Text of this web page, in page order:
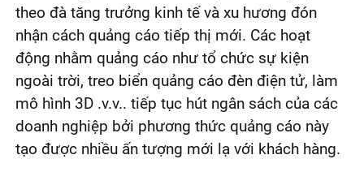
theo đà tăng trưởng kinh tế và xu hương đón
nhận cách quảng cáo tiếp thị mới. Các hoạt
động nhằm quảng cáo như tổ chức sự kiện
ngoài trời, treo biển quảng cáo đèn điện tử, làm
mô hình 3D .v.v.. tiếp tục hút ngân sách của các
doanh nghiệp bởi phương thức quảng cáo này
tạo được nhiều ấn tượng mới lạ với khách hàng.